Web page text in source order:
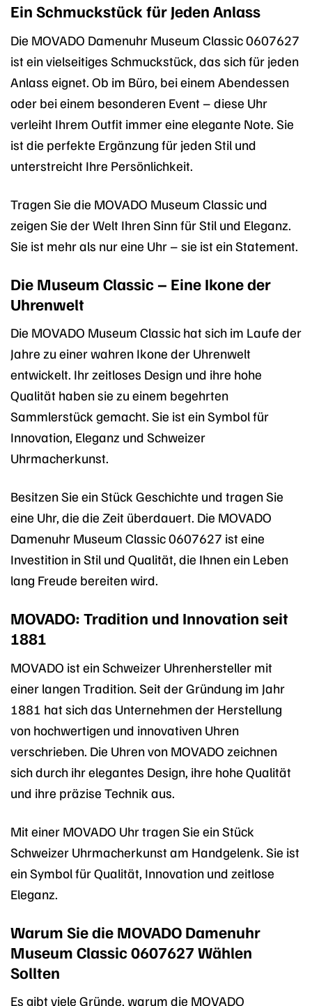
Ein Schmuckstück für Jeden Anlass
Die MOVADO Damenuhr Museum Classic 0607627
ist ein vielseitiges Schmuckstück, das sich für jeden
Anlass eignet. Ob im Büro, bei einem Abendessen
oder bei einem besonderen Event – diese Uhr
verleiht Ihrem Outfit immer eine elegante Note. Sie
ist die perfekte Ergänzung für jeden Stil und
unterstreicht Ihre Persönlichkeit.
Tragen Sie die MOVADO Museum Classic und
zeigen Sie der Welt Ihren Sinn für Stil und Eleganz.
Sie ist mehr als nur eine Uhr – sie ist ein Statement.
Die Museum Classic – Eine Ikone der
Uhrenwelt
Die MOVADO Museum Classic hat sich im Laufe der
Jahre zu einer wahren Ikone der Uhrenwelt
entwickelt. Ihr zeitloses Design und ihre hohe
Qualität haben sie zu einem begehrten
Sammlerstück gemacht. Sie ist ein Symbol für
Innovation, Eleganz und Schweizer
Uhrmacherkunst.
Besitzen Sie ein Stück Geschichte und tragen Sie
eine Uhr, die die Zeit überdauert. Die MOVADO
Damenuhr Museum Classic 0607627 ist eine
Investition in Stil und Qualität, die Ihnen ein Leben
lang Freude bereiten wird.
MOVADO: Tradition und Innovation seit
1881
MOVADO ist ein Schweizer Uhrenhersteller mit
einer langen Tradition. Seit der Gründung im Jahr
1881 hat sich das Unternehmen der Herstellung
von hochwertigen und innovativen Uhren
verschrieben. Die Uhren von MOVADO zeichnen
sich durch ihr elegantes Design, ihre hohe Qualität
und ihre präzise Technik aus.
Mit einer MOVADO Uhr tragen Sie ein Stück
Schweizer Uhrmacherkunst am Handgelenk. Sie ist
ein Symbol für Qualität, Innovation und zeitlose
Eleganz.
Warum Sie die MOVADO Damenuhr
Museum Classic 0607627 Wählen
Sollten
Es gibt viele Gründe, warum die MOVADO